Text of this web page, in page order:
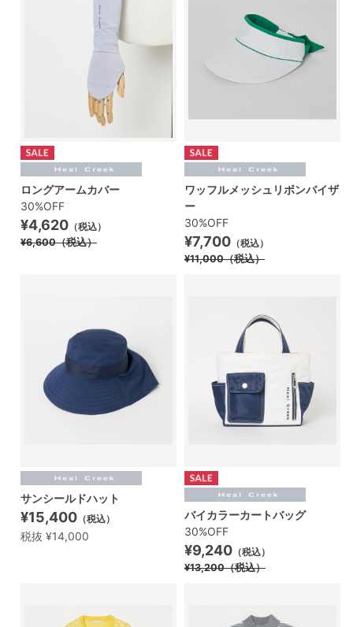
ロングアームカバー
30%OFF
¥4,620 （税込）
¥6,600（税込）
ワッフルメッシュリボンバイザ
ー
30%OFF
¥7,700 （税込）
¥11,000（税込）
サンシールドハット
¥15,400 （税込）
税抜 ¥14,000
バイカラーカートバッグ
30%OFF
¥9,240 （税込）
¥13,200（税込）